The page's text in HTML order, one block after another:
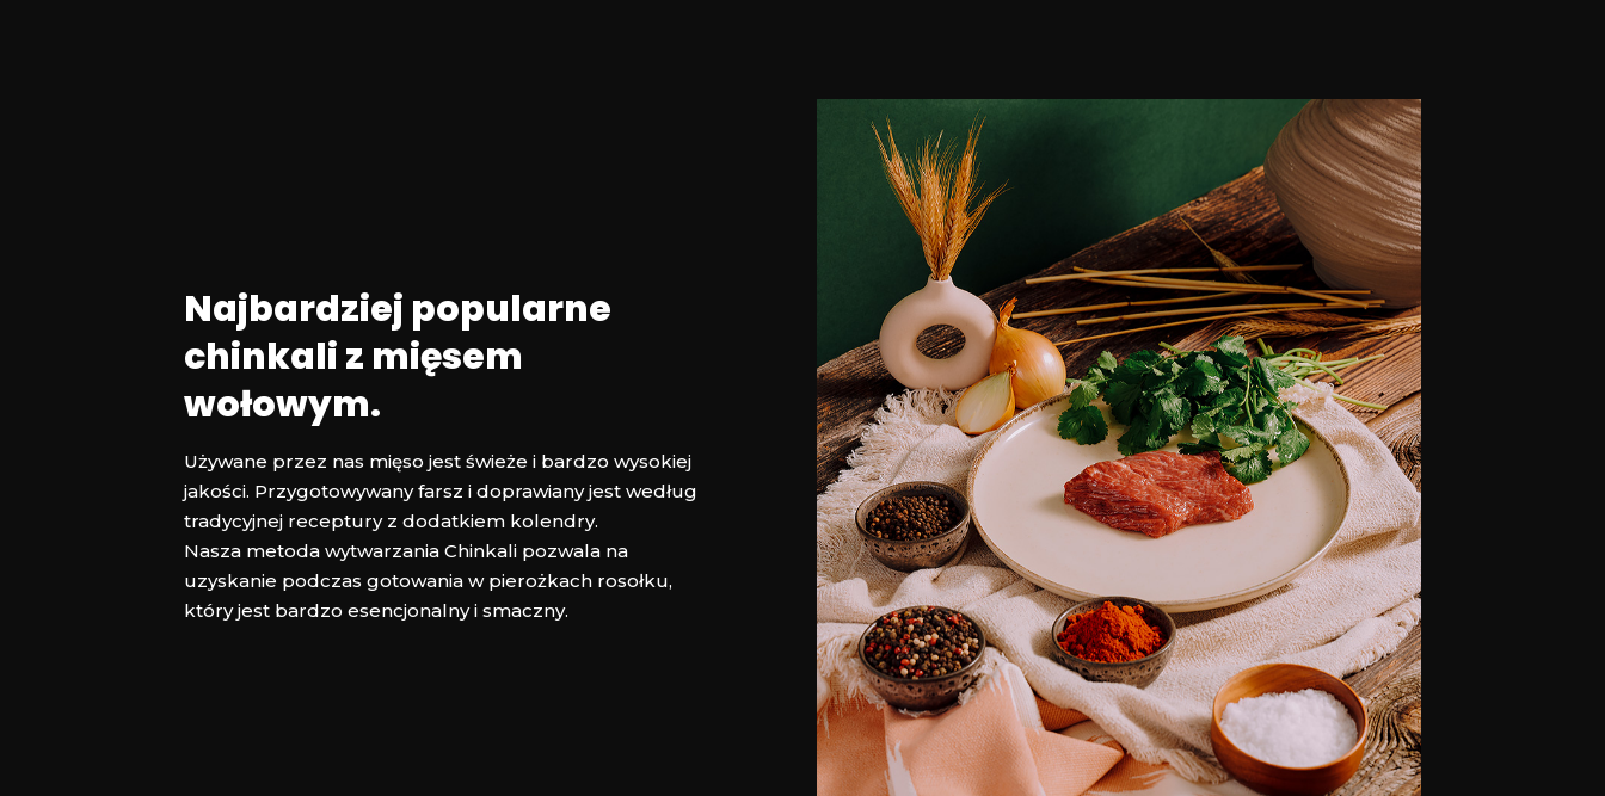
Najbardziej popularne
chinkali z mięsem
wołowym.
Używane przez nas mięso jest świeże i bardzo wysokiej
jakości. Przygotowywany farsz i doprawiany jest według
tradycyjnej receptury z dodatkiem kolendry.
Nasza metoda wytwarzania Chinkali pozwala na
uzyskanie podczas gotowania w pierożkach rosołku,
który jest bardzo esencjonalny i smaczny.